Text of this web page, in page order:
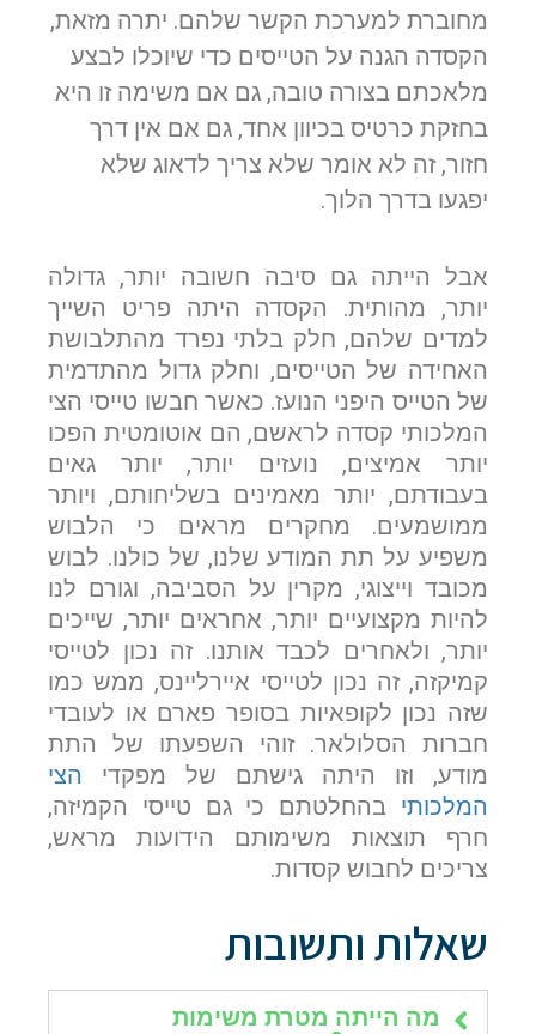
מחוברת למערכת הקשר שלהם. יתרה מזאת,
הקסדה הגנה על הטייסים כדי שיוכלו לבצע
מלאכתם בצורה טובה, גם אם משימה זו היא
בחזקת כרטיס בכיוון אחד, גם אם אין דרך
חזור, זה לא אומר שלא צריך לדאוג שלא
יפגעו בדרך הלוך.
אבל הייתה גם סיבה חשובה יותר, גדולה
יותר, מהותית. הקסדה היתה פריט השייך
למדים שלהם, חלק בלתי נפרד מהתלבושת
האחידה של הטייסים, וחלק גדול מהתדמית
של הטייס היפני הנועז. כאשר חבשו טייסי הצי
המלכותי קסדה לראשם, הם אוטומטית הפכו
יותר אמיצים, נועזים יותר, יותר גאים
בעבודתם, יותר מאמינים בשליחותם, ויותר
ממושמעים. מחקרים מראים כי הלבוש
משפיע על תת המודע שלנו, של כולנו. לבוש
מכובד וייצוגי, מקרין על הסביבה, וגורם לנו
להיות מקצועיים יותר, אחראים יותר, שייכים
יותר, ולאחרים לכבד אותנו. זה נכון לטייסי
קמיקזה, זה נכון לטייסי איירליינס, ממש כמו
שזה נכון לקופאיות בסופר פארם או לעובדי
חברות הסלולאר. זוהי השפעתו של התת
מודע, וזו היתה גישתם של מפקדי הצי
המלכותי בהחלטתם כי גם טייסי הקמיזה,
חרף תוצאות משימותם הידועות מראש,
צריכים לחבוש קסדות.
שאלות ותשובות
מה הייתה מטרת משימות